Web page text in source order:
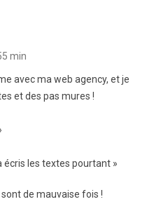
min
avec ma web agency, et je
et des pas mures !
écris les textes pourtant »
sont de mauvaise fois !